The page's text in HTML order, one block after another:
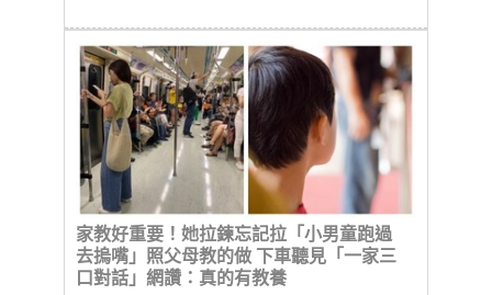
家教好重要！她拉鍊忘記拉「小男童跑過
去摀嘴」照父母教的做 下車聽見「一家三
口對話」網讚：真的有教養